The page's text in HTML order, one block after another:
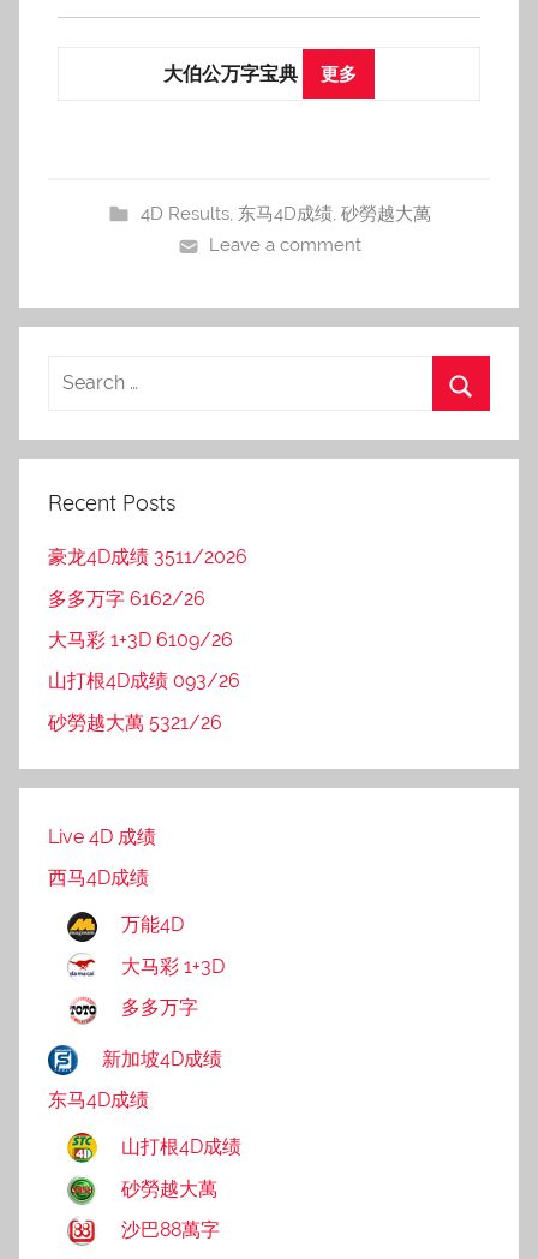
大伯公万字宝典 更多
4D Results, 东马4D成绩, 砂勞越大萬
Leave a comment
Recent Posts
豪龙4D成绩 3511/2026
多多万字 6162/26
大马彩 1+3D 6109/26
山打根4D成绩 093/26
砂勞越大萬 5321/26
Live 4D 成绩
西马4D成绩
万能4D
大马彩 1+3D
多多万字
新加坡4D成绩
东马4D成绩
山打根4D成绩
砂勞越大萬
沙巴88萬字